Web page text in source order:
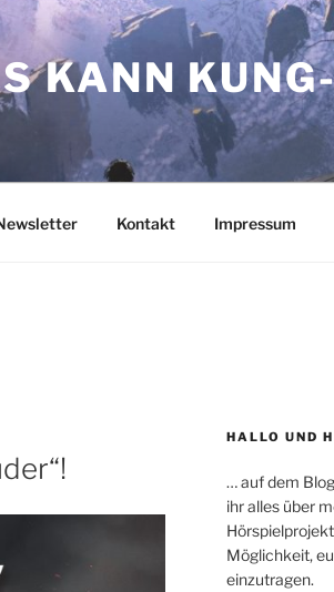
KANN
Kontakt Impressum
HALLO UND
… auf dem
ihr alles über
Möglichkeit,
einzutragen.